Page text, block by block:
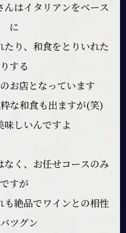
んはイタリアンをベース
に
たり、和食をとりいれた
りする
お店となっています
な和食も出ますが(笑)
味しいんですよ
なく、お任せコースのみ
ですが
絶品でワインとの相性
ツグン